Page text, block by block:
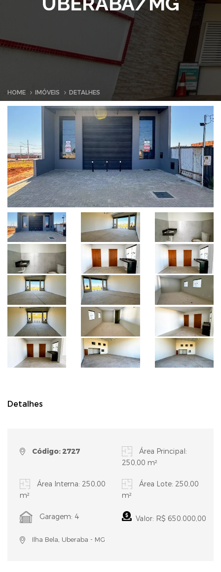
HOME IMÓVEIS DETALHES
Detalhes
Código: 2727
Área Principal:
250,00 m²
Área Interna: 250,00
m²
Área Lote: 250,00
m²
Garagem: 4 Valor: R$ 650.000,00
Ilha Bela, Uberaba - MG